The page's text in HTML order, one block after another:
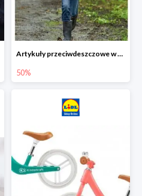
Artykuły przeciwdeszczowe w Lodilu Online do -50%
50%